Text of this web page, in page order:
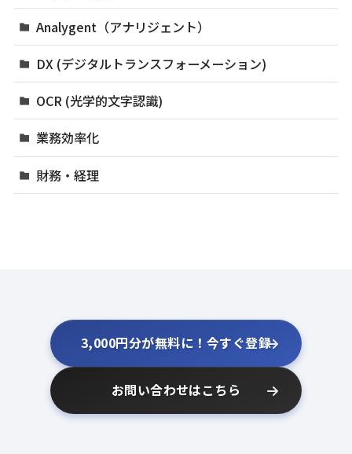
Analygent（アナリジェント）
DX (デジタルトランスフォーメーション)
OCR (光学的文字認識)
業務効率化
財務・経理
3,000円分が無料に！今すぐ登録
お問い合わせはこちら